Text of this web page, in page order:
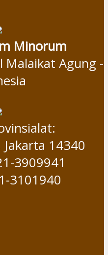
Minorum
Malaikat Agung -
14340
3909941
3101940